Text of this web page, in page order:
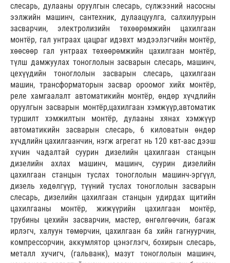
слесарь, дулааны оруулгын слесарь, сүлжээний насосны
ээлжийн машинч, сантехник, дулаацуулга, салхилуурын
засварчин, электролизийн төхөөрөмжийн цахилгаан
монтёр, гал унтраах цацраг идэвхт мэдээлэгчийн монтёр,
хөөсөөр гал унтраах төхөөрөмжийн цахилгаан монтёр,
түлш дамжуулах тоноглолын засварын слесарь, машинч,
цехүүдийн тоноглолын засварын слесарь, цахилгаан
машин, трансформаторын засвар ороомог хийх монтёр,
реле хамгаалалт автоматикийн монтёр, өндөр хүчдлийн
оруулгын засварын монтёр,цахилгаан хэмжүүр,автоматик
туршилт хэмжилтын монтёр, дулааны хянах хэмжүүр
автоматикийн засварын слесарь, 6 киловатын өндөр
хүчдлийн цахилгаанчин, нэгж агрегат нь 120 квт-аас дээш
хүчин чадалтай суурин дизелийн цахилгаан станцын
дизелийн ахлах машинч, машинч, суурин дизелийн
цахилгаан станцын туслах тоноглолын машинч-эргүүл,
дизель хөдөлгүүр, түүний туслах тоноглолын засварын
слесарь, дизелийн цахилгаан станцын удирдах щитийн
цахилгааны монтёр, жижүүрийн цахилгаан монтёр,
трубины цехийн засварчин, мастер, өнгөлгөөчин, багаж
ирлэгч, халуун төмөрчин, цахилгаан ба хийн гагнуурчин,
компрессорчин, аккумлятор цэнэглэгч, бохирын слесарь,
металл хучигч, (гальванк), мазут тоноглолын машинч,